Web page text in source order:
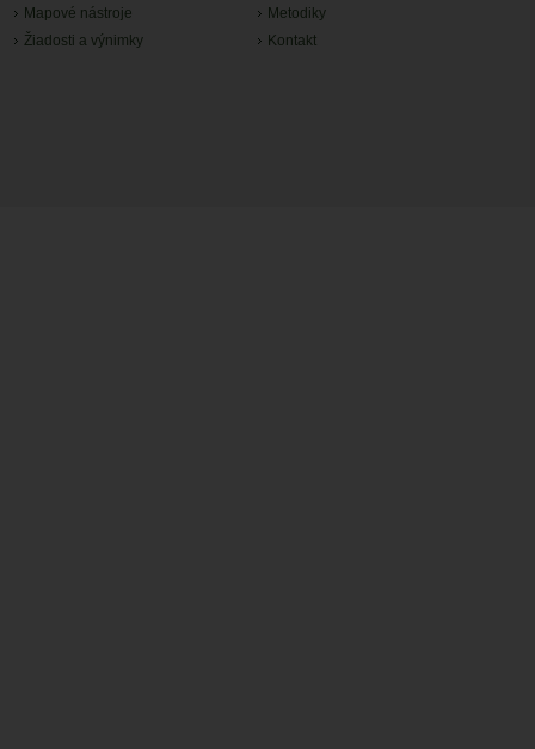
Mapové nástroje
Žiadosti a výnimky
Metodiky
Kontakt